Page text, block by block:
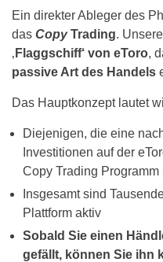
Ein direkter Ableger des
das CopyTrading.
‚ Flaggschiff‘ von eToro,
passive Art des Handels
Das Hauptkonzept lautet
Diejenigen, die eine
Investitionen auf der
Copy Trading Programm
Insgesamt sind
Plattform aktiv
Sobald Sie einen
gefällt, können Sie ihn